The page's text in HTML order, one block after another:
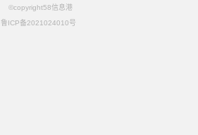
©copyright58信息港
鲁ICP备2021024010号